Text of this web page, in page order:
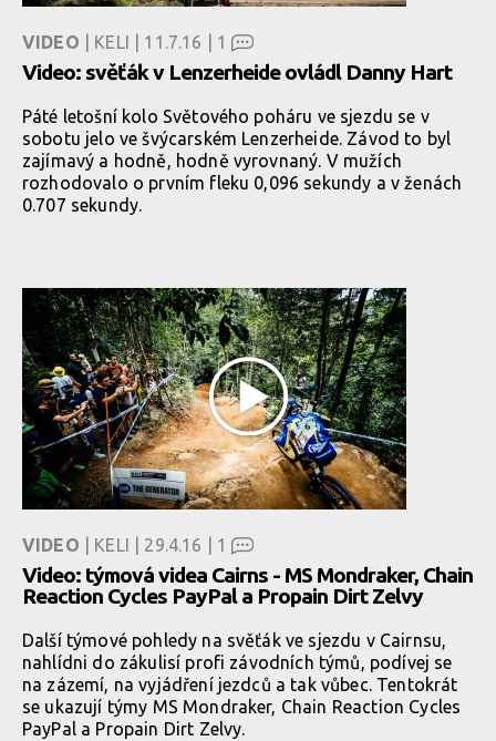
VIDEO | KELI | 11.7.16 | 1
Video: svěťák v Lenzerheide ovládl Danny Hart
Páté letošní kolo Světového poháru ve sjezdu se v
sobotu jelo ve švýcarském Lenzerheide. Závod to byl
zajímavý a hodně, hodně vyrovnaný. V mužích
rozhodovalo o prvním fleku 0,096 sekundy a v ženách
0.707 sekundy.
VIDEO | KELI | 29.4.16 | 1
Video: týmová videa Cairns - MS Mondraker, Chain
Reaction Cycles PayPal a Propain Dirt Zelvy
Další týmové pohledy na svěťák ve sjezdu v Cairnsu,
nahlídni do zákulisí profi závodních týmů, podívej se
na zázemí, na vyjádření jezdců a tak vůbec. Tentokrát
se ukazují týmy MS Mondraker, Chain Reaction Cycles
PayPal a Propain Dirt Zelvy.